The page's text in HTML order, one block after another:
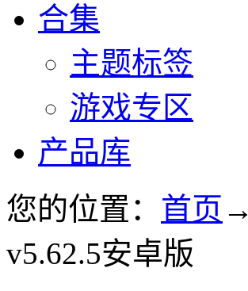
合集
主题标签
游戏专区
产品库
您的位置： 首页 →
v5.62.5安卓版